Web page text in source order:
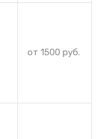
от 1500 руб.